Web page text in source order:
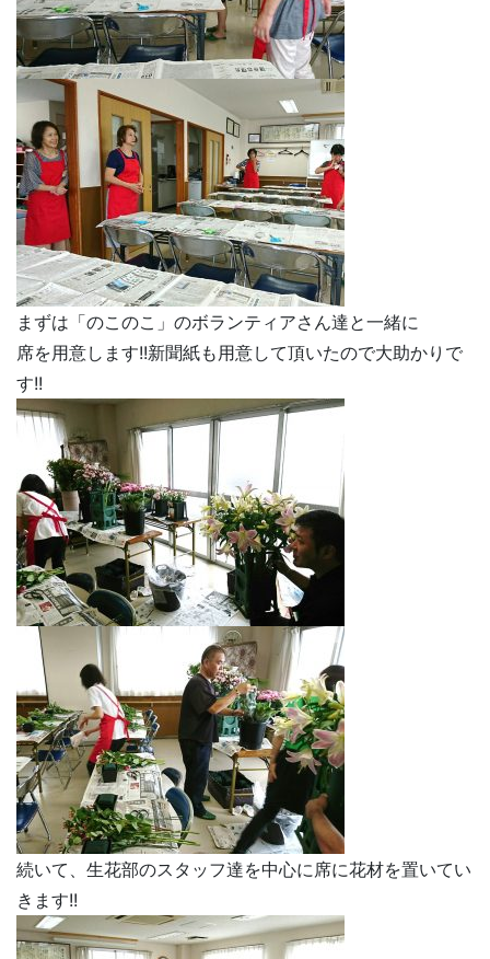
まずは「のこのこ」のボランティアさん達と一緒に
席を用意します!!新聞紙も用意して頂いたので大助かりで
す!!
続いて、生花部のスタッフ達を中心に席に花材を置いてい
きます!!